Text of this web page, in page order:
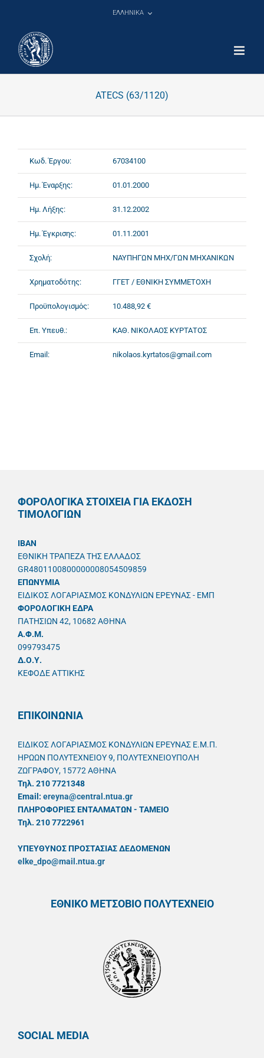
ΕΛΛΗΝΙΚΑ
ATECS (63/1120)
Κωδ. Έργου: 67034100
Ημ. Έναρξης: 01.01.2000
Ημ. Λήξης: 31.12.2002
Ημ. Έγκρισης: 01.11.2001
Σχολή: ΝΑΥΠΗΓΩΝ ΜΗΧ/ΓΩΝ ΜΗΧΑΝΙΚΩΝ
Χρηματοδότης: ΓΓΕΤ / ΕΘΝΙΚΗ ΣΥΜΜΕΤΟΧΗ
Προϋπολογισμός: 10.488,92 €
Επ. Υπευθ.: ΚΑΘ. ΝΙΚΟΛΑΟΣ ΚΥΡΤΑΤΟΣ
Email: nikolaos.kyrtatos@gmail.com
ΦΟΡΟΛΟΓΙΚΑ ΣΤΟΙΧΕΙΑ ΓΙΑ ΕΚΔΟΣΗ
ΤΙΜΟΛΟΓΙΩΝ
IBAN
ΕΘΝΙΚΗ ΤΡΑΠΕΖΑ ΤΗΣ ΕΛΛΑΔΟΣ
GR4801100800000008054509859
ΕΠΩΝΥΜΙΑ
ΕΙΔΙΚΟΣ ΛΟΓΑΡΙΑΣΜΟΣ ΚΟΝΔΥΛΙΩΝ ΕΡΕΥΝΑΣ - ΕΜΠ
ΦΟΡΟΛΟΓΙΚΗ ΕΔΡΑ
ΠΑΤΗΣΙΩΝ 42, 10682 ΑΘΗΝΑ
A.Φ.Μ.
099793475
Δ.Ο.Υ.
ΚΕΦΟΔΕ ΑΤΤΙΚΗΣ
ΕΠΙΚΟΙΝΩΝΙΑ
ΕΙΔΙΚΟΣ ΛΟΓΑΡΙΑΣΜΟΣ ΚΟΝΔΥΛΙΩΝ ΕΡΕΥΝΑΣ Ε.Μ.Π.
ΗΡΩΩΝ ΠΟΛΥΤΕΧΝΕΙΟΥ 9, ΠΟΛΥΤΕΧΝΕΙΟΥΠΟΛΗ
ΖΩΓΡΑΦΟΥ, 15772 ΑΘΗΝΑ
Τηλ. 210 7721348
Email: ereyna@central.ntua.gr
ΠΛΗΡΟΦΟΡΙΕΣ ΕΝΤΑΛΜΑΤΩΝ - ΤΑΜΕΙΟ
Τηλ. 210 7722961
ΥΠΕΥΘYΝΟΣ ΠΡΟΣΤΑΣΙΑΣ ΔΕΔΟΜΕΝΩΝ
elke_dpo@mail.ntua.gr
ΕΘΝΙΚΟ ΜΕΤΣΟΒΙΟ ΠΟΛΥΤΕΧΝΕΙΟ
SOCIAL MEDIA